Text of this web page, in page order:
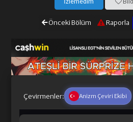
Önceki Bölüm Raporla
Çevirmenler: Anizm Çeviri Ekibi